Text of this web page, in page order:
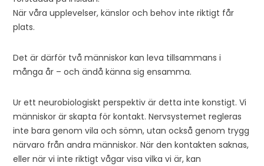
När våra upplevelser, känslor och behov inte riktigt får
plats.
Det är därför två människor kan leva tillsammans i
många år – och ändå känna sig ensamma.
Ur ett neurobiologiskt perspektiv är detta inte konstigt. Vi
människor är skapta för kontakt. Nervsystemet regleras
inte bara genom vila och sömn, utan också genom trygg
närvaro från andra människor. När den kontakten saknas,
eller när vi inte riktigt vågar visa vilka vi är, kan